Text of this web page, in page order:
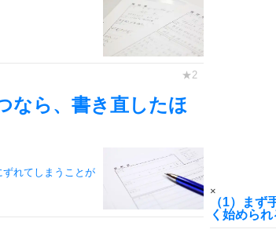
なら、書き直したほ
れてしまうことが
×
（1）まず
く始められ